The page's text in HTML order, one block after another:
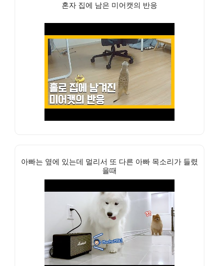
혼자 집에 남은 미어캣의 반응
아빠는 옆에 있는데 멀리서 또 다른 아빠 목소리가 들렸
을때